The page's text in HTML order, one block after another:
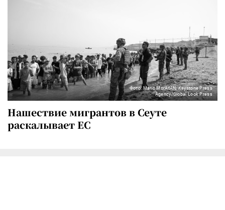
Фото: Mario MorAfAN/Keystone Press
Agency/Global Look Press
Нашествие мигрантов в Сеуте
раскалывает ЕС